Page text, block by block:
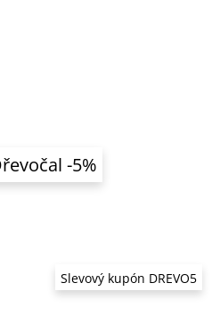
-5%
Slevový kupón DREVO5